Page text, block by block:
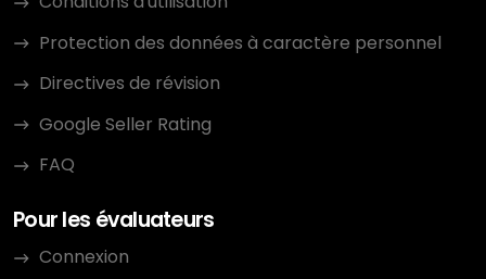
Protection des données à caractère personnel
Directives de révision
Google Seller Rating
FAQ
Pour les évaluateurs
Connexion